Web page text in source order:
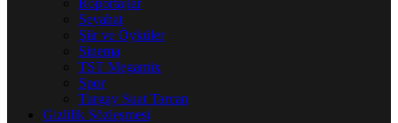
Röportajlar
Seyahat
Şiir ve Öyküler
Sinema
TST Megamix
Spor
Turgay Suat Tarcan
Gizlilik Sözleşmesi